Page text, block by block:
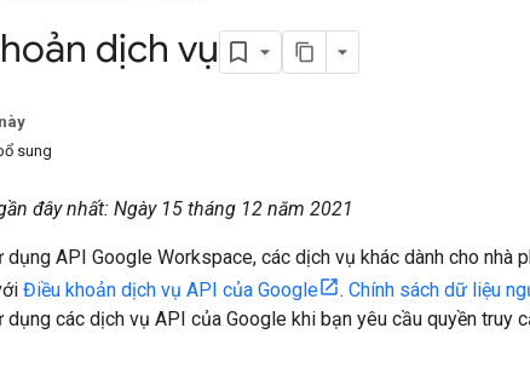
dịch vụ
sung
đây nhất: Ngày 15 tháng 12 năm 2021
dụng API Google Workspace, các dịch vụ khác dành cho nhà
Điều khoản dịch vụ API của Google . Chính sách dữ liệu
dụng các dịch vụ API của Google khi bạn yêu cầu quyền truy